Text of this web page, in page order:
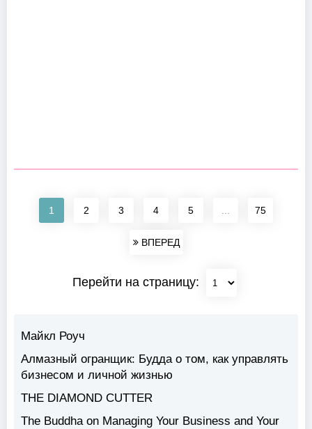
1 2 3 4 5 75
ВПЕРЕД
Перейти на страницу:
Майкл Роуч
Алмазный огранщик: Будда о том, как управлять
бизнесом и личной жизнью
THE DIAMOND CUTTER
The Buddha on Managing Your Business and Your